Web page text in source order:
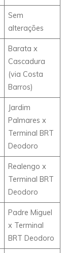
Sem
alterações
Barata x
Cascadura
(via Costa
Barros)
Jardim
Palmares x
Terminal BRT
Deodoro
Realengo x
Terminal BRT
Deodoro
Padre Miguel
x Terminal
BRT Deodoro